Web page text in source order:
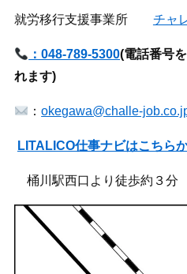
就労移行支援事業所 チャ
：048-789-5300(電話番号
れます)
：okegawa@challe-
LITALICO仕事ナビはこちら
桶川駅西口より徒歩約３分